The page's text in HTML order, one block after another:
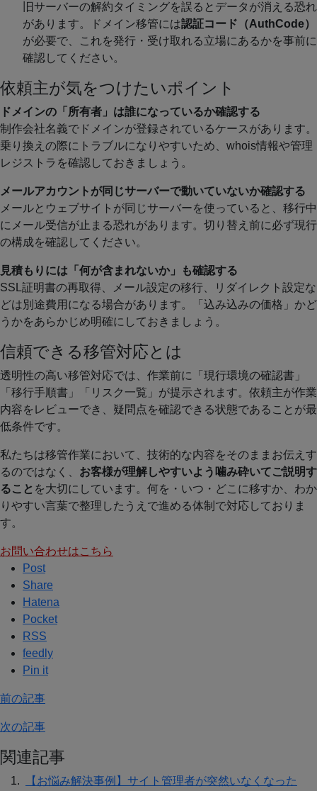
旧サーバーの解約タイミングを誤るとデータが消える恐れ
があります。ドメイン移管には認証コード（AuthCode）
が必要で、これを発行・受け取れる立場にあるかを事前に
確認してください。
依頼主が気をつけたいポイント
ドメインの「所有者」は誰になっているか確認する
制作会社名義でドメインが登録されているケースがあります。
乗り換えの際にトラブルになりやすいため、whois情報や管理
レジストラを確認しておきましょう。
メールアカウントが同じサーバーで動いていないか確認する
メールとウェブサイトが同じサーバーを使っていると、移行中
にメール受信が止まる恐れがあります。切り替え前に必ず現行
の構成を確認してください。
見積もりには「何が含まれないか」も確認する
SSL証明書の再取得、メール設定の移行、リダイレクト設定な
どは別途費用になる場合があります。「込み込みの価格」かど
うかをあらかじめ明確にしておきましょう。
信頼できる移管対応とは
透明性の高い移管対応では、作業前に「現行環境の確認書」
「移行手順書」「リスク一覧」が提示されます。依頼主が作業
内容をレビューでき、疑問点を確認できる状態であることが最
低条件です。
私たちは移管作業において、技術的な内容をそのままお伝えす
るのではなく、 お客様が理解しやすいよう噛み砕いてご説明す
ること を大切にしています。何を・いつ・どこに移すか、わか
りやすい言葉で整理したうえで進める体制で対応しておりま
す。
お問い合わせはこちら
Post
Share
Hatena
Pocket
RSS
feedly
Pin it
前の記事
次の記事
関連記事
【お悩み解決事例】サイト管理者が突然いなくなった